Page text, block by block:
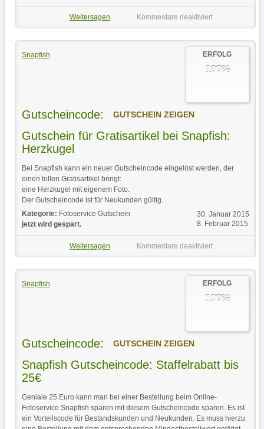
Weitersagen Kommentare deaktiviert
Snapfish ERFOLG
100%
Gutscheincode: GUTSCHEIN ZEIGEN
Gutschein für Gratisartikel bei Snapfish:
Herzkugel
Bei Snapfish kann ein neuer Gutscheincode eingelöst werden, der
einen tollen Gratisartikel bringt:
eine Herzkugel mit eigenem Foto.
Der Gutscheincode ist für Neukunden gültig.
30. Januar 2015
8. Februar 2015
Kategorie: Fotoservice Gutschein
jetzt wird gespart.
Weitersagen Kommentare deaktiviert
Snapfish ERFOLG
100%
Gutscheincode: GUTSCHEIN ZEIGEN
Snapfish Gutscheincode: Staffelrabatt bis
25€
Geniale 25 Euro kann man bei einer Bestellung beim Online-
Fotoservice Snapfish sparen mit diesem Gutscheincode sparen. Es ist
ein Vorteilscode für Bestandskunden und Neukunden. Es muss hierzu